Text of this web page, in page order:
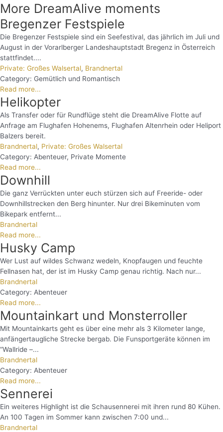
More DreamAlive moments
Bregenzer Festspiele
Die Bregenzer Festspiele sind ein Seefestival, das jährlich im Juli und
August in der Vorarlberger Landeshauptstadt Bregenz in Österreich
stattfindet....
Private: Großes Walsertal, Brandnertal
Category: Gemütlich und Romantisch
Read more...
Helikopter
Als Transfer oder für Rundflüge steht die DreamAlive Flotte auf
Anfrage am Flughafen Hohenems, Flughafen Altenrhein oder Heliport
Balzers bereit.
Brandnertal, Private: Großes Walsertal
Category: Abenteuer, Private Momente
Read more...
Downhill
Die ganz Verrückten unter euch stürzen sich auf Freeride- oder
Downhillstrecken den Berg hinunter. Nur drei Bikeminuten vom
Bikepark entfernt...
Brandnertal
Read more...
Husky Camp
Wer Lust auf wildes Schwanz wedeln, Knopfaugen und feuchte
Fellnasen hat, der ist im Husky Camp genau richtig. Nach nur...
Brandnertal
Category: Abenteuer
Read more...
Mountainkart und Monsterroller
Mit Mountainkarts geht es über eine mehr als 3 Kilometer lange,
anfängertaugliche Strecke bergab. Die Funsportgeräte können im
“Wallride –...
Brandnertal
Category: Abenteuer
Read more...
Sennerei
Ein weiteres Highlight ist die Schausennerei mit ihren rund 80 Kühen.
An 100 Tagen im Sommer kann zwischen 7:00 und...
Brandnertal